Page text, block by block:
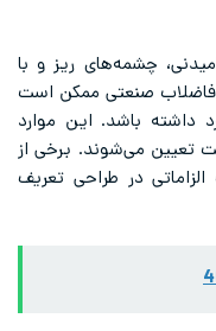
چشمه‌های ریز و با
فاضلاب صنعتی ممکن است
داشته باشد. این موارد
تعیین می‌شوند. برخی از
در طراحی تعریف